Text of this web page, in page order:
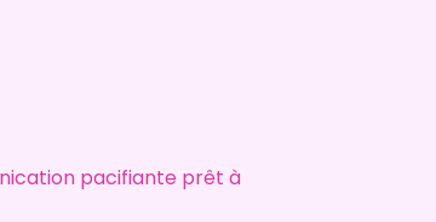
pacifiante prêt à